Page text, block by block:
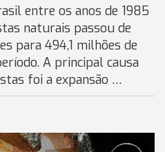
entre os anos de 1985
naturais passou de
para 494,1 milhões de
A principal causa
foi a expansão …